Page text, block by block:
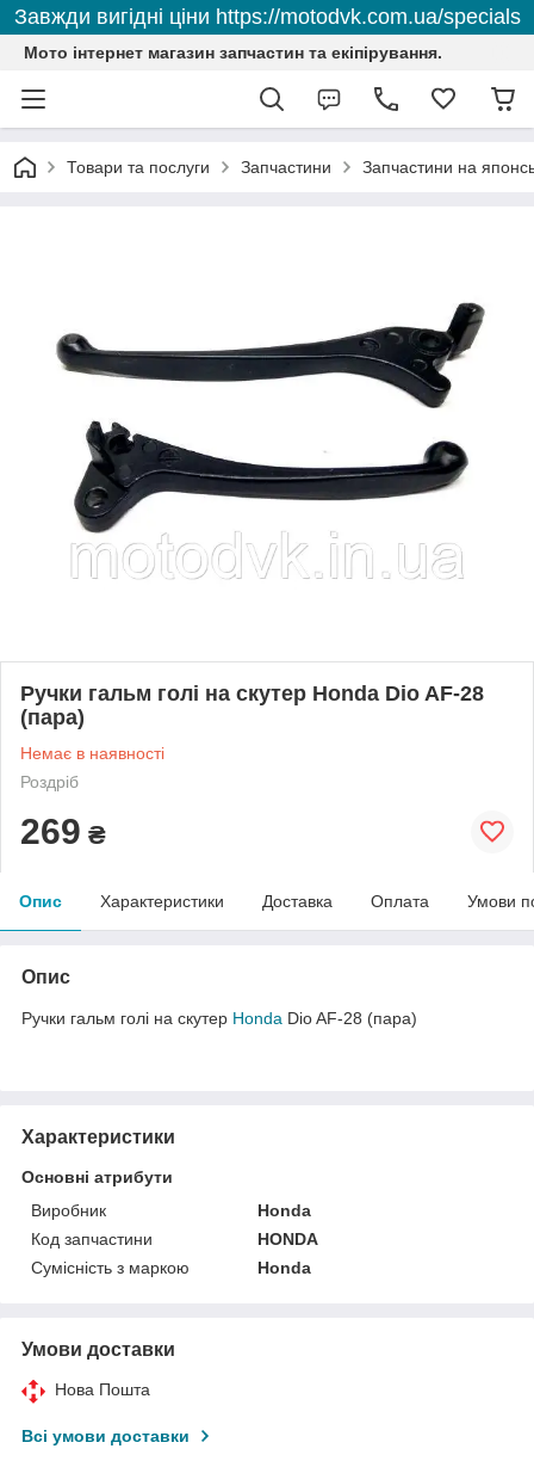
Завжди вигідні ціни https://motodvk.com.ua/specials
Мото інтернет магазин запчастин та екіпірування.
Товари та послуги Запчастини Запчастини на
Ручки гальм голі на скутер Honda Dio AF-28
(пара)
Немає в наявності
Роздріб
269 ₴
Опис Характеристики Доставка Оплата Умови
Опис
Ручки гальм голі на скутер Honda Dio AF-28 (пара)
Характеристики
Основні атрибути
Виробник
Honda
Код запчастини
HONDA
Сумісність з маркою
Honda
Умови доставки
Нова Пошта
Всі умови доставки